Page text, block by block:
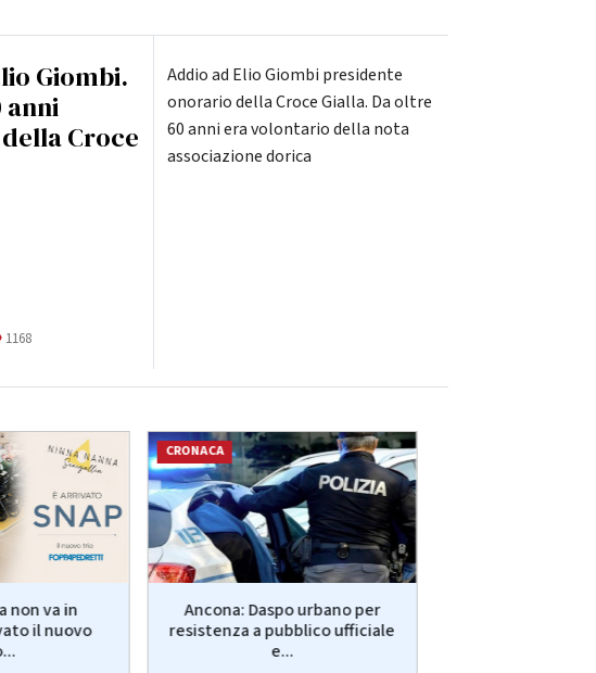
Giombi.
anni
Croce
1168
Addio ad Elio Giombi presidente
onorario della Croce Gialla. Da oltre
60 anni era volontario della nota
associazione dorica
non va in
il nuovo
CRONACA
Ancona: Daspo urbano per
resistenza a pubblico ufficiale
e...